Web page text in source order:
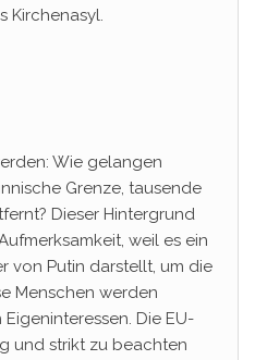
Kirchenasyl.
Wie gelangen
Grenze, tausende
Dieser Hintergrund
weil es ein
von Putin darstellt, um die
Menschen werden
Die EU-
und strikt zu beachten